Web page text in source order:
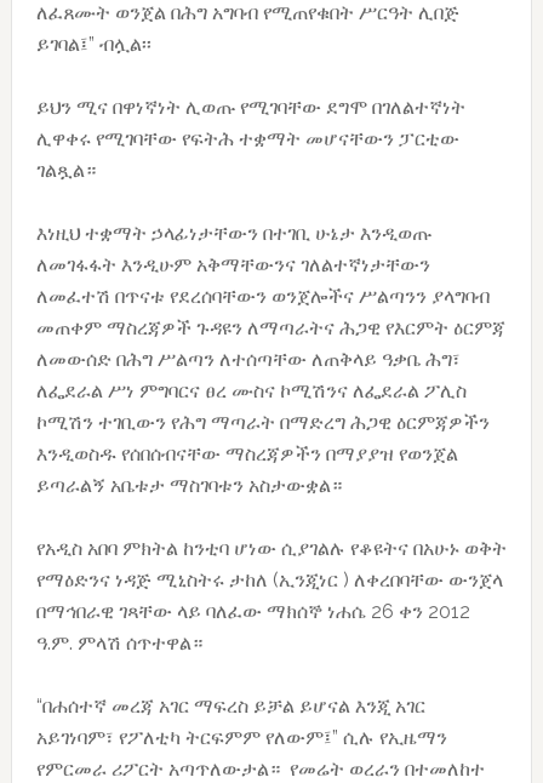
ለፈጸሙት ወንጀል በሕግ አግባብ የሚጠየቁበት ሥርዓት ሊበጅ
ይገባል፤” ብሏል፡፡
ይህን ሚና በዋነኛነት ሊወጡ የሚገባቸው ደግሞ በገለልተኛነት
ሊዋቀሩ የሚገባቸው የፍትሕ ተቋማት መሆናቸውን ፓርቲው
ገልጿል።
እነዚህ ተቋማት ኃላፊነታቸውን በተገቢ ሁኔታ እንዲወጡ
ለመገፋፋት እንዲሁም አቅማቸውንና ገለልተኛነታቸውን
ለመፈተሽ በጥናቱ የደረሰባቸውን ወንጀሎችና ሥልጣንን ያላግባብ
መጠቀም ማስረጃዎች ጉዳዩን ለማጣራትና ሕጋዊ የእርምት ዕርምጃ
ለመውሰድ በሕግ ሥልጣን ለተሰጣቸው ለጠቅላይ ዓቃቤ ሕግ፣
ለፌደራል ሥነ ምግባርና ፀረ ሙስና ኮሚሽንና ለፌደራል ፖሊስ
ኮሚሽን ተገቢውን የሕግ ማጣራት በማድረግ ሕጋዊ ዕርምጃዎችን
እንዲወስዱ የሰበሰብናቸው ማስረጃዎችን በማያያዝ የወንጀል
ይጣራልኝ አቤቱታ ማስገባቱን አስታውቋል።
የአዲስ አበባ ምክትል ከንቲባ ሆነው ሲያገልሉ የቆዩትና በአሁኑ ወቅት
የማዕድንና ነዳጅ ሚኒስትሩ ታከለ (ኢንጂነር ) ለቀረበባቸው ውንጀላ
በማኅበራዊ ገጻቸው ላይ ባለፈው ማክሰኞ ነሐሴ 26 ቀን 2012
ዓ.ም. ምላሽ ሰጥተዋል።
“በሐሰተኛ መረጃ አገር ማፍረስ ይቻል ይሆናል እንጂ አገር
አይገነባም፣ የፖለቲካ ትርፍምም የለውም፤” ሲሉ የኢዜማን
የምርመራ ሪፖርት አጣጥለውታል። የመሬት ወረራን በተመለከተ